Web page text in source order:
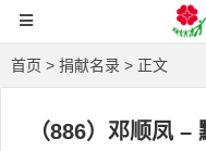
首页 > 捐献名录 > 正文
（886）邓顺凤